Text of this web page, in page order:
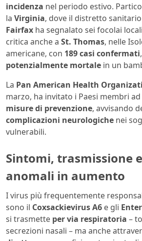
incidenza nel periodo estivo.
la Virginia, dove il distretto
Fairfax ha segnalato sei focolai
critica anche a St. Thomas, nelle
americane, con 189 casi confermati
potenzialmente mortale in un
La Pan American Health
marzo, ha invitato i Paesi membri ad
misure di prevenzione, avvisando
complicazioni neurologiche nei
vulnerabili.
Sintomi, trasmissione
anomali in aumento
I virus più frequentemente
sono il Coxsackievirus A6 e gli
si trasmette per via respiratoria –
secrezioni nasali – ma anche